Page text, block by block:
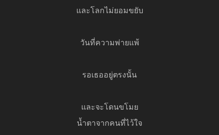
และโลกไม่ยอมขยับ
วันที่ความพ่ายแพ้
รอเธออยู่ตรงนั้น
และจะโดนขโมย
น้ำตาจากคนที่ไว้ใจ